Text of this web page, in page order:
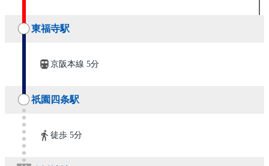
東福寺駅
京阪本線 5分
祇園四条駅
徒歩 5分